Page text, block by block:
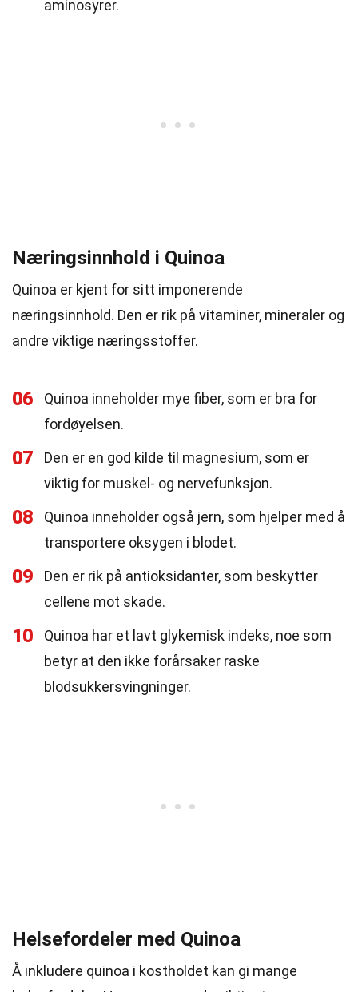
aminosyrer.
Næringsinnhold i Quinoa
Quinoa er kjent for sitt imponerende
næringsinnhold. Den er rik på vitaminer, mineraler og
andre viktige næringsstoffer.
06
Quinoa inneholder mye fiber, som er bra for
fordøyelsen.
07
Den er en god kilde til magnesium, som er
viktig for muskel- og nervefunksjon.
08
Quinoa inneholder også jern, som hjelper med å
transportere oksygen i blodet.
09
Den er rik på antioksidanter, som beskytter
cellene mot skade.
10
Quinoa har et lavt glykemisk indeks, noe som
betyr at den ikke forårsaker raske
blodsukkersvingninger.
Helsefordeler med Quinoa
Å inkludere quinoa i kostholdet kan gi mange